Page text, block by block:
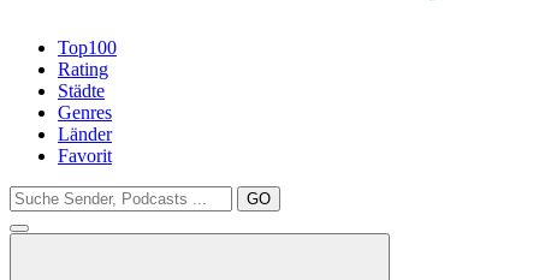
Top100
Rating
Städte
Genres
Länder
Favorit
GO